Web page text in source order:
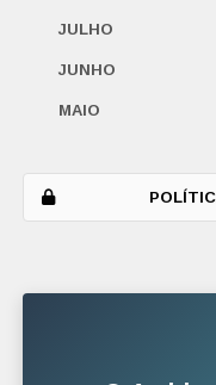
JULHO
JUNHO
MAIO